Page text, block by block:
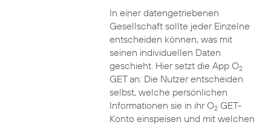
In einer datengetriebenen
Gesellschaft sollte jeder Einzelne
entscheiden können, was mit
seinen individuellen Daten
geschieht. Hier setzt die App O2
GET an: Die Nutzer entscheiden
selbst, welche persönlichen
Informationen sie in ihr O2GET-
Konto einspeisen und mit welchen